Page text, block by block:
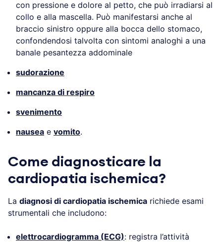
con pressione e dolore al petto, che può irradiarsi al
collo e alla mascella. Può manifestarsi anche al
braccio sinistro oppure alla bocca dello stomaco,
confondendosi talvolta con sintomi analoghi a una
banale pesantezza addominale
sudorazione
mancanza di respiro
svenimento
nausea e vomito.
Come diagnosticare la
cardiopatia ischemica?
La diagnosi di cardiopatia ischemica richiede esami
strumentali che includono:
elettrocardiogramma (ECG): registra l’attività